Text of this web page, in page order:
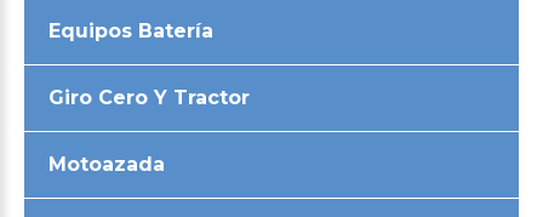
Equipos Batería
Giro Cero Y Tractor
Motoazada